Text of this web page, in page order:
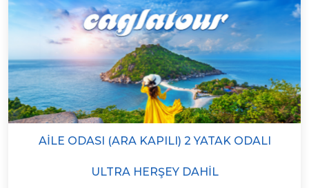
AILE ODASI (ARA KAPILI) 2 YATAK ODALI
ULTRA HERŞEY DAHIL